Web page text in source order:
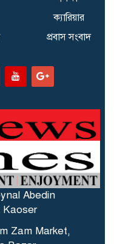
ক্যারিয়ার
প্রবাস সংবাদ
Abedin
Kaoser
Zam Market,